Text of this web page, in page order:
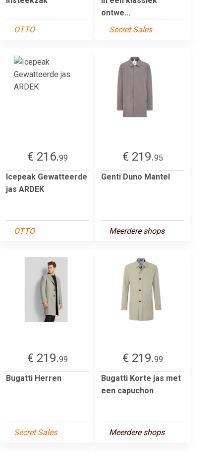
OTTO
ontwe...
Secret Sales
€ 216.99
Icepeak Gewatteerde
jas ARDEK
OTTO
€ 219.95
Genti Duno Mantel
Meerdere shops
€ 219.99
Bugatti Herren
Secret Sales
€ 219.99
Bugatti Korte jas met
een capuchon
Meerdere shops